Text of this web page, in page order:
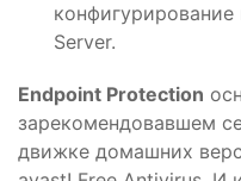
Server.
Endpoint Protection
зарекомендовавшем
движке домашних